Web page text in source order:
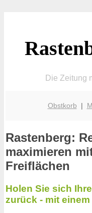
Die Zeitung
Obstkorb |
Rastenberg:
maximieren
Freiflächen
Holen Sie sich
zurück - mit